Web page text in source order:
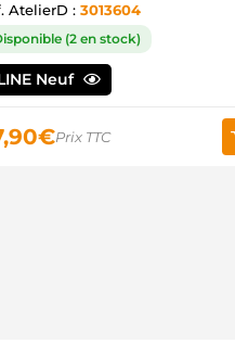
AtelierD : 3013604
(2 en stock)
Neuf
€Prix TTC